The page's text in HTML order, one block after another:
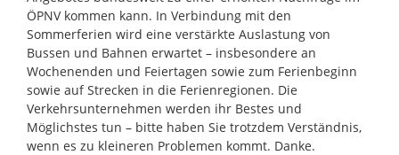
ÖPNV kommen kann. In Verbindung mit den
Sommerferien wird eine verstärkte Auslastung von
Bussen und Bahnen erwartet – insbesondere an
Wochenenden und Feiertagen sowie zum Ferienbeginn
sowie auf Strecken in die Ferienregionen. Die
Verkehrsunternehmen werden ihr Bestes und
Möglichstes tun – bitte haben Sie trotzdem Verständnis,
wenn es zu kleineren Problemen kommt. Danke.